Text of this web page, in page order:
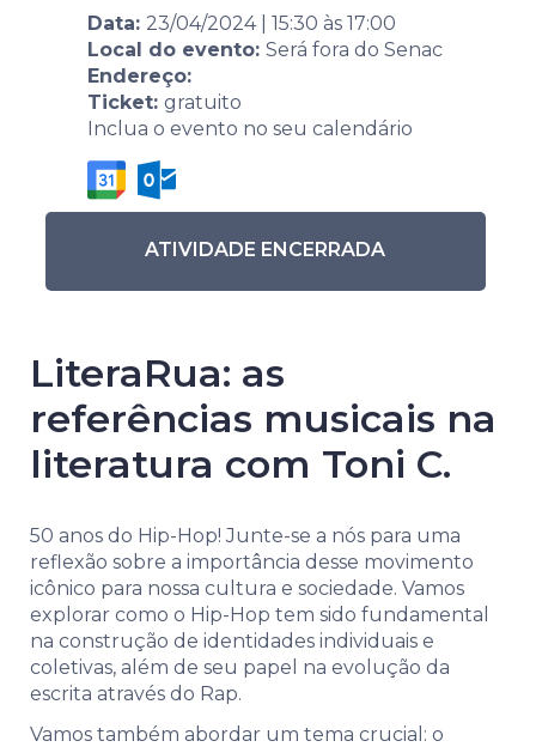
Data: 23/04/2024|15:30às17:00
Local do evento:Será fora do Senac
Endereço:
Ticket:gratuito
Inclua o evento no seu calendário
ATIVIDADE ENCERRADA
LiteraRua: as
referências musicais na
literatura com Toni C.
50 anos do Hip-Hop! Junte-se a nós para uma
reflexão sobre a importância desse movimento
icônico para nossa cultura e sociedade. Vamos
explorar como o Hip-Hop tem sido fundamental
na construção de identidades individuais e
coletivas, além de seu papel na evolução da
escrita através do Rap.
Vamos também abordar um tema crucial: o